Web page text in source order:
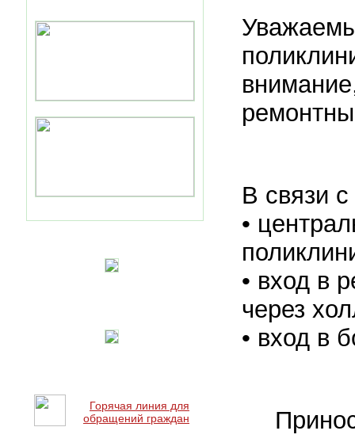
Горячая линия для
обращений граждан
В связи
•
• вход в
через
• вход в